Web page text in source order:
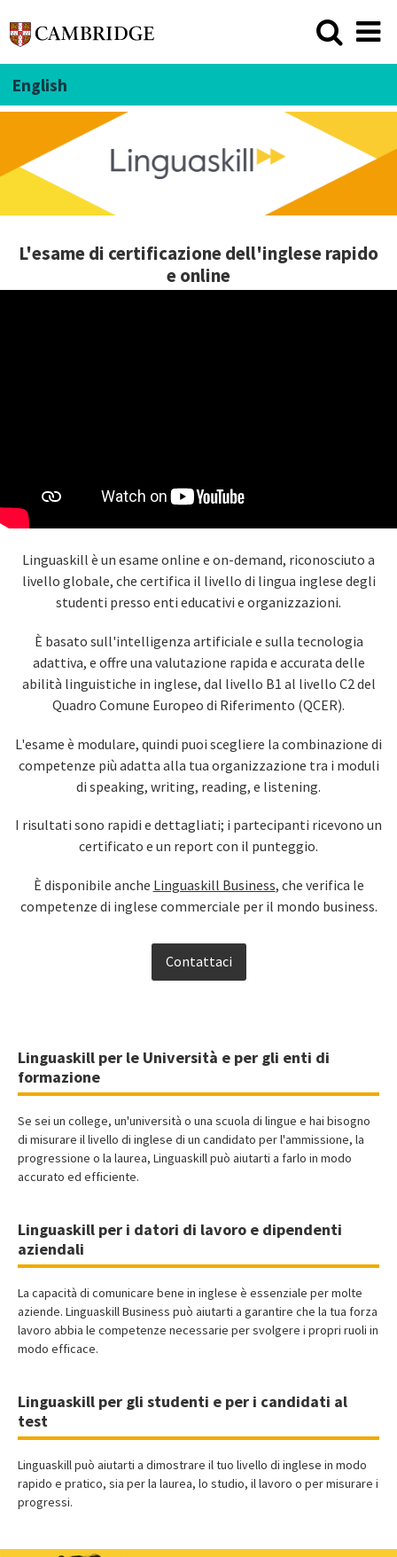
English
L'esame di certificazione dell'inglese rapido
e online
Linguaskill è un esame online e on-demand, riconosciuto a
livello globale, che certifica il livello di lingua inglese degli
studenti presso enti educativi e organizzazioni.
È basato sull'intelligenza artificiale e sulla tecnologia
adattiva, e offre una valutazione rapida e accurata delle
abilità linguistiche in inglese, dal livello B1 al livello C2 del
Quadro Comune Europeo di Riferimento (QCER).
L'esame è modulare, quindi puoi scegliere la combinazione di
competenze più adatta alla tua organizzazione tra i moduli
di speaking, writing, reading, e listening.
I risultati sono rapidi e dettagliati; i partecipanti ricevono un
certificato e un report con il punteggio.
È disponibile anche Linguaskill Business, che verifica le
competenze di inglese commerciale per il mondo business.
Contattaci
Linguaskill per le Università e per gli enti di
formazione
Se sei un college, un'università o una scuola di lingue e hai bisogno
di misurare il livello di inglese di un candidato per l'ammissione, la
progressione o la laurea, Linguaskill può aiutarti a farlo in modo
accurato ed efficiente.
Linguaskill per i datori di lavoro e dipendenti
aziendali
La capacità di comunicare bene in inglese è essenziale per molte
aziende. Linguaskill Business può aiutarti a garantire che la tua forza
lavoro abbia le competenze necessarie per svolgere i propri ruoli in
modo efficace.
Linguaskill per gli studenti e per i candidati al
test
Linguaskill può aiutarti a dimostrare il tuo livello di inglese in modo
rapido e pratico, sia per la laurea, lo studio, il lavoro o per misurare i
progressi.